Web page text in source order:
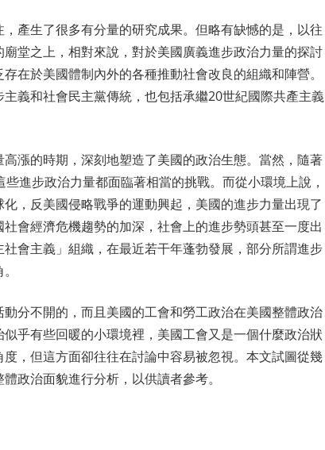
產生了很多有分量的研究成果。但略有缺憾的是，以往
堂之上，相對來說，對於美國廣義進步政治力量的探討
在於美國體制內外的各種推動社會改良的組織和陣營。
義和社會民主黨傳統，也包括承繼20世紀國際共產主義
漲的時期，深刻地塑造了美國的政治生態。當然，隨著
進步政治力量都面臨著相當的挑戰。而從小環境上說，
，反美國侵略戰爭的運動興起，美國的進步力量出現了
會經濟危機趨勢的加深，社會上的進步勢頭甚至一度出
會主義」組織，在最近若干年蓬勃發展，部分所謂進步
分不開的，而且美國的工會和勞工政治在美國整體政治
乎有些回暖的小環境裡，美國工會又是一個什麼政治狀
，但這方面卻往往在討論中容易被忽視。本文試圖從幾
政治面貌進行分析，以供讀者參考。